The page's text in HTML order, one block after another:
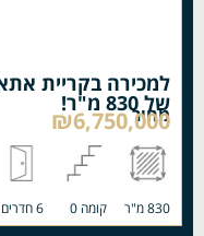
למכירה בקריית
של 830 מ"ר!
מחיר
₪6,750,000
830 מ"ר קומה 0 6 חדרים